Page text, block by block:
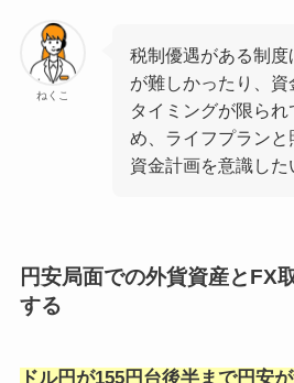
ねくこ
税制優遇がある制度
が難しかったり、資
タイミングが限ら
め、ライフプランと
資金計画を意識した
円安局面での外貨資産とFX
する
ドル円が155円台後半まで円安